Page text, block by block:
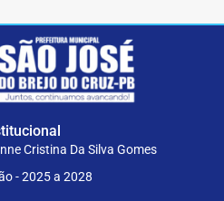
Cristina Da Silva Gomes
- 2025 a 2028